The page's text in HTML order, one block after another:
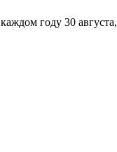
году 30 августа,